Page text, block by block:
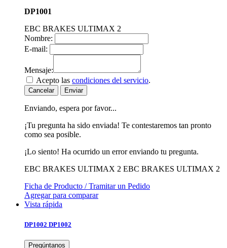
DP1001
EBC BRAKES ULTIMAX 2
Nombre:
E-mail:
Mensaje:
Acepto las condiciones del servicio.
Cancelar Enviar
Enviando, espera por favor...
¡Tu pregunta ha sido enviada! Te contestaremos tan pronto
como sea posible.
¡Lo siento! Ha ocurrido un error enviando tu pregunta.
EBC BRAKES ULTIMAX 2 EBC BRAKES ULTIMAX 2
Ficha de Producto / Tramitar un Pedido
Agregar para comparar
Vista rápida
DP1002 DP1002
Pregúntanos